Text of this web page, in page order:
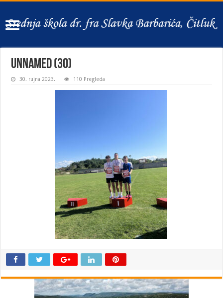
unnamed (30)
30. rujna 2023. 110 Pregleda